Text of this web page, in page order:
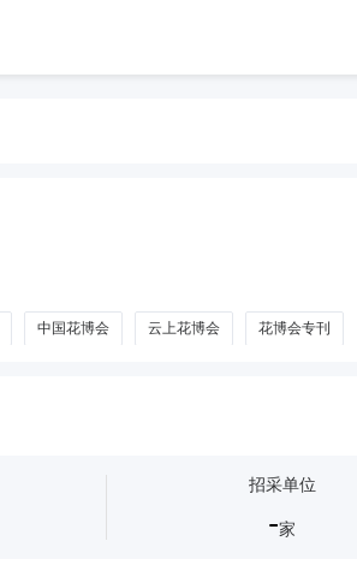
中国花博会 云上花博会 花博会专刊
招采单位
-家